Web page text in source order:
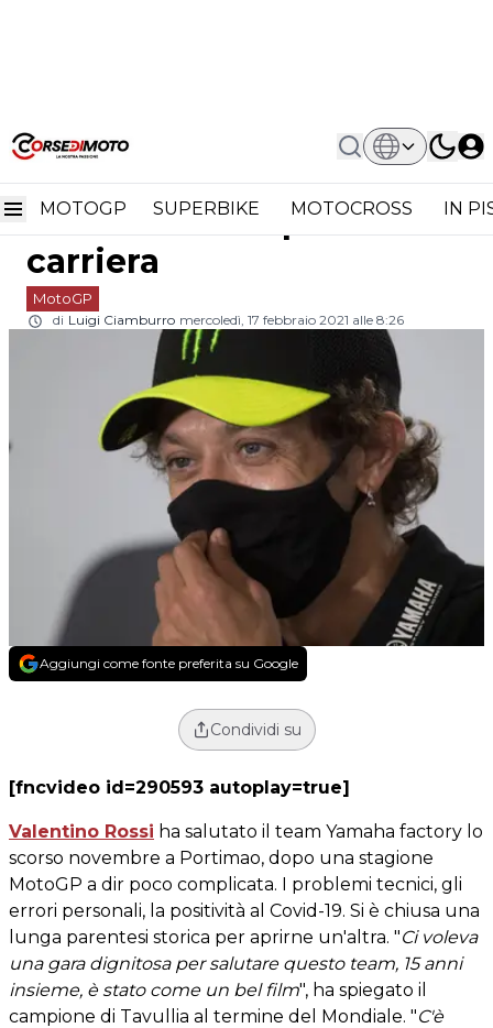
MOTOGP SUPERBIKE MOTOCROSS IN
Home MotoGP
MotoGP, Valentino Rossi: Il Secondo
MotoGP, Valentino Rossi:
il secondo tempo della
carriera
MotoGP
di Luigi Ciamburro mercoledì, 17 febbraio 2021 alle 8:26
Aggiungi come fonte preferita su Google
Condividi su
[fncvideo id=290593 autoplay=true]
Valentino Rossi ha salutato il team Yamaha factory lo
scorso novembre a Portimao, dopo una stagione
MotoGP a dir poco complicata. I problemi tecnici, gli
errori personali, la positività al Covid-19. Si è chiusa una
lunga parentesi storica per aprirne un'altra. "Ci voleva
una gara dignitosa per salutare questo team, 15 anni
insieme, è stato come un bel film", ha spiegato il
campione di Tavullia al termine del Mondiale. "C'è